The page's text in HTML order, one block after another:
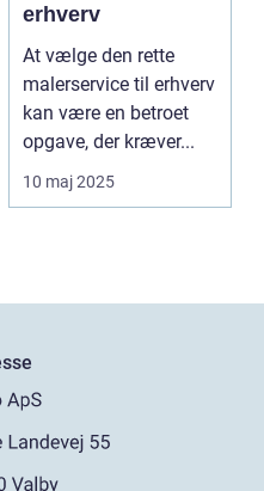
erhverv
At vælge den rette
malerservice til erhverv
kan være en betroet
opgave, der kræver...
10 maj 2025